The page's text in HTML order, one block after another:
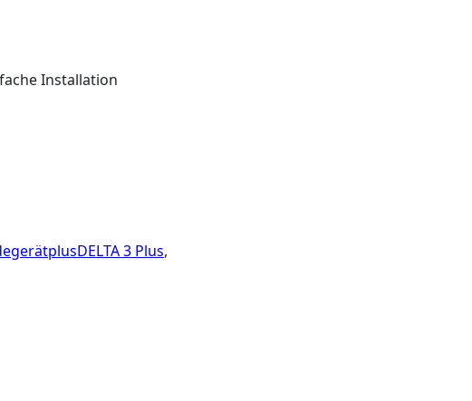
Installation
3 Plus,